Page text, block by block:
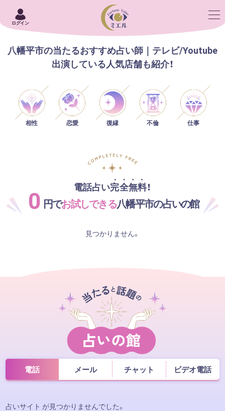
ログイン
八幡平市の当たるおすすめ占い師｜テレビ/Youtube
出演している人気店舗も紹介！
相性 恋愛 復縁 不倫 仕事
電話占い完全無料！
0 円でお試しできる八幡平市の占いの館
見つかりません。
電話 メール チャット ビデオ電話
占いサイト が見つかりませんでした。